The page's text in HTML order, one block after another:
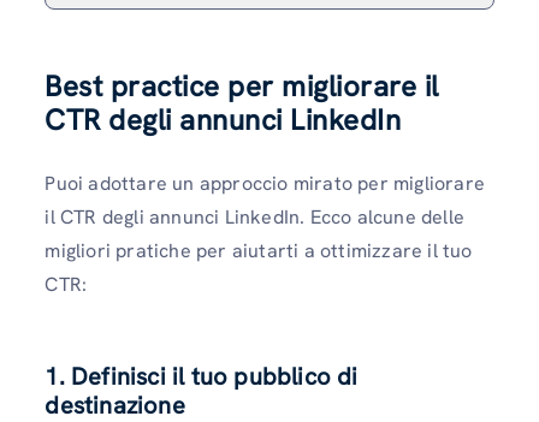
Best practice per migliorare il
CTR degli annunci LinkedIn
Puoi adottare un approccio mirato per migliorare
il CTR degli annunci LinkedIn. Ecco alcune delle
migliori pratiche per aiutarti a ottimizzare il tuo
CTR:
1. Definisci il tuo pubblico di
destinazione